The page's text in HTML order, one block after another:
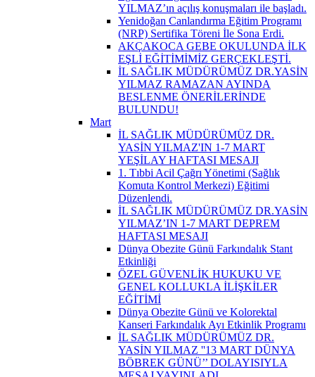
YILMAZ’ın açılış konuşmaları ile başladı.
Yenidoğan Canlandırma Eğitim Programı
(NRP) Sertifika Töreni İle Sona Erdi.
AKÇAKOCA GEBE OKULUNDA İLK
EŞLİ EĞİTİMİMİZ GERÇEKLEŞTİ.
İL SAĞLIK MÜDÜRÜMÜZ DR.YASİN
YILMAZ RAMAZAN AYINDA
BESLENME ÖNERİLERİNDE
BULUNDU!
Mart
İL SAĞLIK MÜDÜRÜMÜZ DR.
YASİN YILMAZ'IN 1-7 MART
YEŞİLAY HAFTASI MESAJI
1. Tıbbi Acil Çağrı Yönetimi (Sağlık
Komuta Kontrol Merkezi) Eğitimi
Düzenlendi.
İL SAĞLIK MÜDÜRÜMÜZ DR.YASİN
YILMAZ’IN 1-7 MART DEPREM
HAFTASI MESAJI
Dünya Obezite Günü Farkındalık Stant
Etkinliği
ÖZEL GÜVENLİK HUKUKU VE
GENEL KOLLUKLA İLİŞKİLER
EĞİTİMİ
Dünya Obezite Günü ve Kolorektal
Kanseri Farkındalık Ayı Etkinlik Programı
İL SAĞLIK MÜDÜRÜMÜZ DR.
YASİN YILMAZ ''13 MART DÜNYA
BÖBREK GÜNÜ’’ DOLAYISIYLA